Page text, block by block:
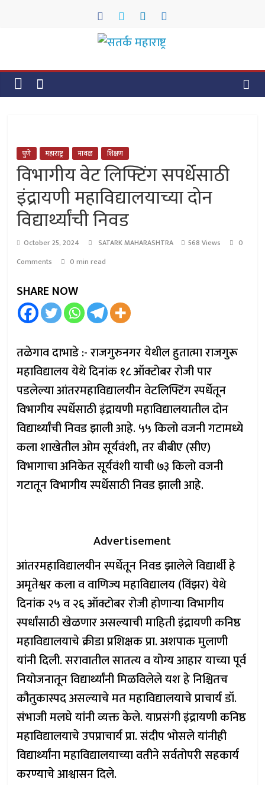
सतर्क
महाराष्ट्र
पुणे महाराष्ट्र मावळ शिक्षण
विभागीय वेट लिफ्टिंग सपर्धेसाठी
इंद्रायणी महाविद्यालयाच्या दोन
विद्यार्थ्यांची निवड
October 25, 2024 SATARK MAHARASHTRA 568 Views
0
Comments
0 min read
SHARE NOW
तळेगाव दाभाडे :- राजगुरुनगर येथील हुतात्मा राजगुरू
महाविद्यालय येथे दिनांक १८ ऑक्टोबर रोजी पार
पडलेल्या आंतरमहाविद्यालयीन वेटलिफ्टिंग स्पर्धेतून
विभागीय स्पर्धेसाठी इंद्रायणी महाविद्यालयातील दोन
विद्यार्थ्यांची निवड झाली आहे. ५५ किलो वजनी गटामध्ये
कला शाखेतील ओम सूर्यवंशी, तर बीबीए (सीए)
विभागाचा अनिकेत सूर्यवंशी याची ७३ किलो वजनी
गटातून विभागीय स्पर्धेसाठी निवड झाली आहे.
Advertisement
आंतरमहाविद्यालयीन स्पर्धेतून निवड झालेले विद्यार्थी हे
अमृतेश्वर कला व वाणिज्य महाविद्यालय (विंझर) येथे
दिनांक २५ व २६ ऑक्टोबर रोजी होणाऱ्या विभागीय
स्पर्धांसाठी खेळणार असल्याची माहिती इंद्रायणी कनिष्ठ
महाविद्यालयाचे क्रीडा प्रशिक्षक प्रा. अशपाक मुलाणी
यांनी दिली. सरावातील सातत्य व योग्य आहार याच्या पूर्व
नियोजनातून विद्यार्थ्यांनी मिळविलेले यश हे निश्चितच
कौतुकास्पद असल्याचे मत महाविद्यालयाचे प्राचार्य डॉ.
संभाजी मलघे यांनी व्यक्त केले. याप्रसंगी इंद्रायणी कनिष्ठ
महाविद्यालयाचे उपप्राचार्य प्रा. संदीप भोसले यांनीही
विद्यार्थ्यांना महाविद्यालयाच्या वतीने सर्वतोपरी सहकार्य
करण्याचे आश्वासन दिले.